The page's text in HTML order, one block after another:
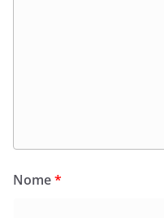
Nome*